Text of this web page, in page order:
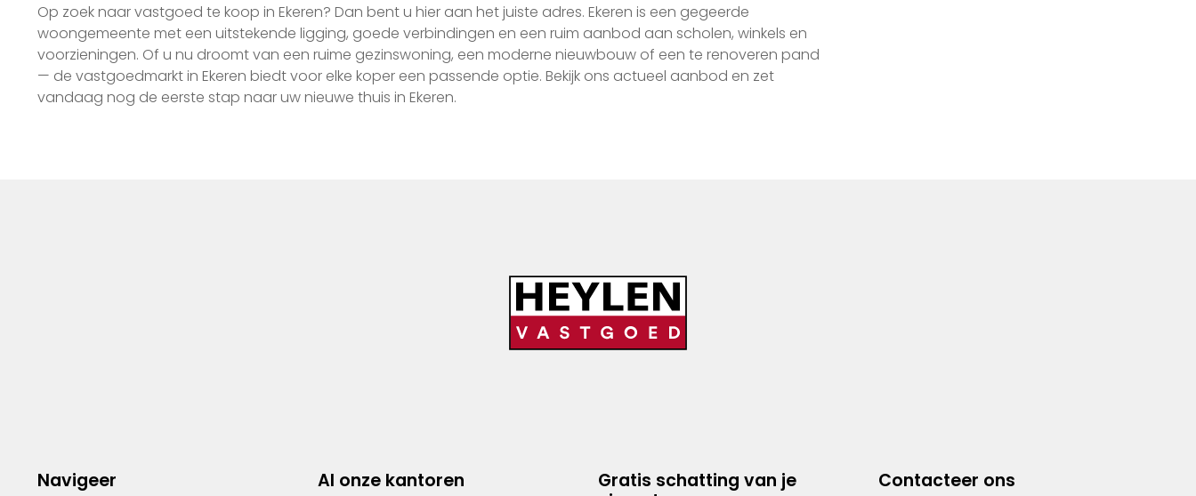
Op zoek naar vastgoed te koop in Ekeren? Dan bent u hier aan het juiste adres. Ekeren is een gegeerde
woongemeente met een uitstekende ligging, goede verbindingen en een ruim aanbod aan scholen, winkels en
voorzieningen. Of u nu droomt van een ruime gezinswoning, een moderne nieuwbouw of een te renoveren pand
— de vastgoedmarkt in Ekeren biedt voor elke koper een passende optie. Bekijk ons actueel aanbod en zet
vandaag nog de eerste stap naar uw nieuwe thuis in Ekeren.
Navigeer Al onze kantoren
Gratis schatting van je
Contacteer ons